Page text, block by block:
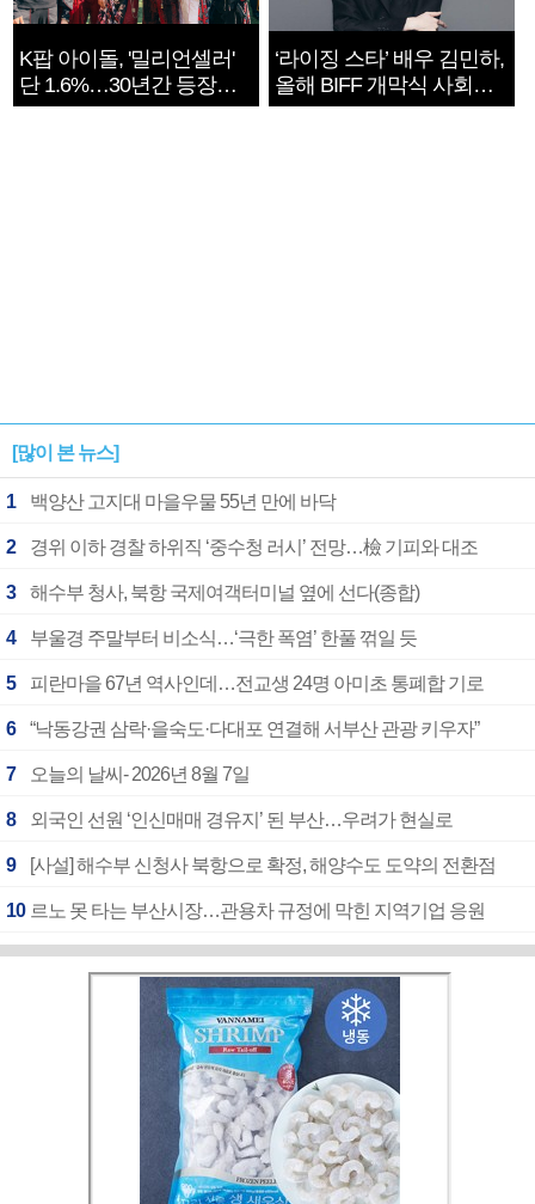
K팝 아이돌, '밀리언셀러'
단 1.6%…30년간 등장
1182개팀 전수조사
‘라이징 스타’ 배우 김민하,
올해 BIFF 개막식 사회자
확정
[많이 본 뉴스]
1 백양산 고지대 마을우물 55년 만에 바닥
2 경위 이하 경찰 하위직 ‘중수청 러시’ 전망…檢 기피와 대조
3 해수부 청사, 북항 국제여객터미널 옆에 선다(종합)
4 부울경 주말부터 비소식…‘극한 폭염’ 한풀 꺾일 듯
5 피란마을 67년 역사인데…전교생 24명 아미초 통폐합 기로
6 “낙동강권 삼락·을숙도·다대포 연결해 서부산 관광 키우자”
7 오늘의 날씨- 2026년 8월 7일
8 외국인 선원 ‘인신매매 경유지’ 된 부산…우려가 현실로
9 [사설] 해수부 신청사 북항으로 확정, 해양수도 도약의 전환점
10 르노 못 타는 부산시장…관용차 규정에 막힌 지역기업 응원